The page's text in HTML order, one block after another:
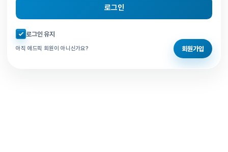
로그인
자동로그인 체크
로그인 유지
아직 애드픽 회원이 아니신가요? 회원가입